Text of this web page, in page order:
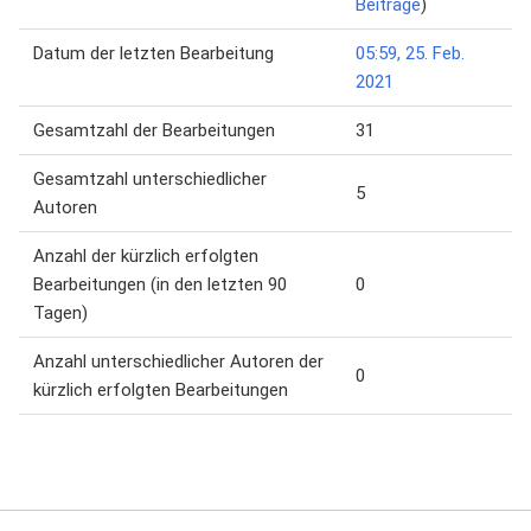
Beiträge)
Datum der letzten Bearbeitung
05:59, 25. Feb.
2021
Gesamtzahl der Bearbeitungen 31
Gesamtzahl unterschiedlicher
Autoren
5
Anzahl der kürzlich erfolgten
Bearbeitungen (in den letzten 90
Tagen)
0
Anzahl unterschiedlicher Autoren der
kürzlich erfolgten Bearbeitungen
0